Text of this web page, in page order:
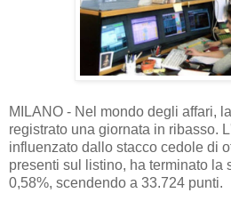
MILANO - Nel mondo degli affari,
registrato una giornata in ribasso.
influenzato dallo stacco cedole di
presenti sul listino, ha terminato la
0,58%, scendendo a 33.724 punti.